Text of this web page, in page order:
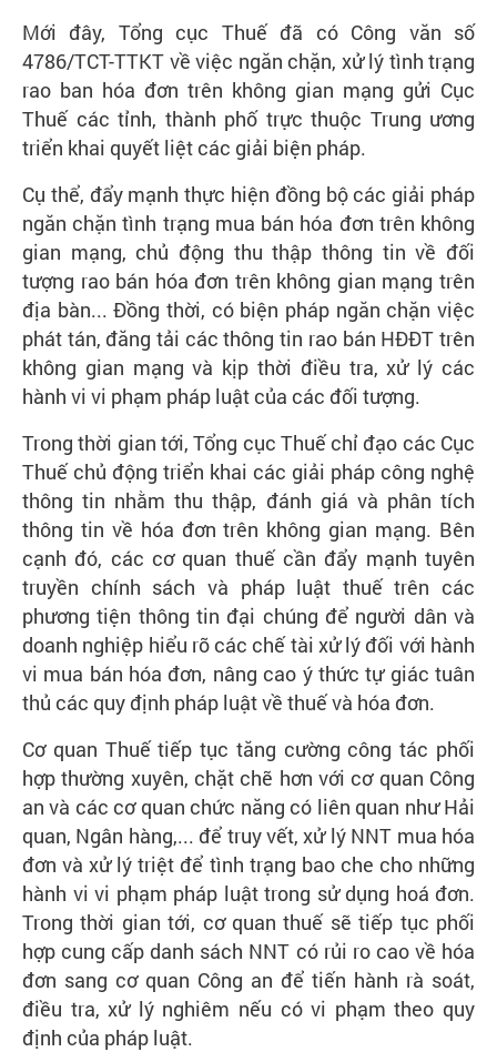
Mới đây, Tổng cục Thuế đã có Công văn số
4786/TCT-TTKT về việc ngăn chặn, xử lý tình trạng
rao ban hóa đơn trên không gian mạng gửi Cục
Thuế các tỉnh, thành phố trực thuộc Trung ương
triển khai quyết liệt các giải biện pháp.
Cụ thể, đẩy mạnh thực hiện đồng bộ các giải pháp
ngăn chặn tình trạng mua bán hóa đơn trên không
gian mạng, chủ động thu thập thông tin về đối
tượng rao bán hóa đơn trên không gian mạng trên
địa bàn... Đồng thời, có biện pháp ngăn chặn việc
phát tán, đăng tải các thông tin rao bán HĐĐT trên
không gian mạng và kịp thời điều tra, xử lý các
hành vi vi phạm pháp luật của các đối tượng.
Trong thời gian tới, Tổng cục Thuế chỉ đạo các Cục
Thuế chủ động triển khai các giải pháp công nghệ
thông tin nhằm thu thập, đánh giá và phân tích
thông tin về hóa đơn trên không gian mạng. Bên
cạnh đó, các cơ quan thuế cần đẩy mạnh tuyên
truyền chính sách và pháp luật thuế trên các
phương tiện thông tin đại chúng để người dân và
doanh nghiệp hiểu rõ các chế tài xử lý đối với hành
vi mua bán hóa đơn, nâng cao ý thức tự giác tuân
thủ các quy định pháp luật về thuế và hóa đơn.
Cơ quan Thuế tiếp tục tăng cường công tác phối
hợp thường xuyên, chặt chẽ hơn với cơ quan Công
an và các cơ quan chức năng có liên quan như Hải
quan, Ngân hàng,... để truy vết, xử lý NNT mua hóa
đơn và xử lý triệt để tình trạng bao che cho những
hành vi vi phạm pháp luật trong sử dụng hoá đơn.
Trong thời gian tới, cơ quan thuế sẽ tiếp tục phối
hợp cung cấp danh sách NNT có rủi ro cao về hóa
đơn sang cơ quan Công an để tiến hành rà soát,
điều tra, xử lý nghiêm nếu có vi phạm theo quy
định của pháp luật.